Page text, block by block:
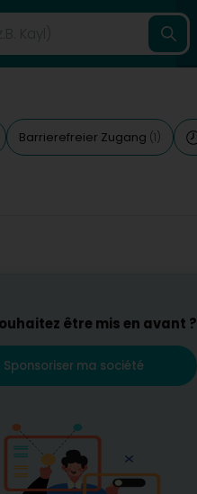
Barrierefreier Zugang (1)
être mis en avant ?
Sponsoriser ma société